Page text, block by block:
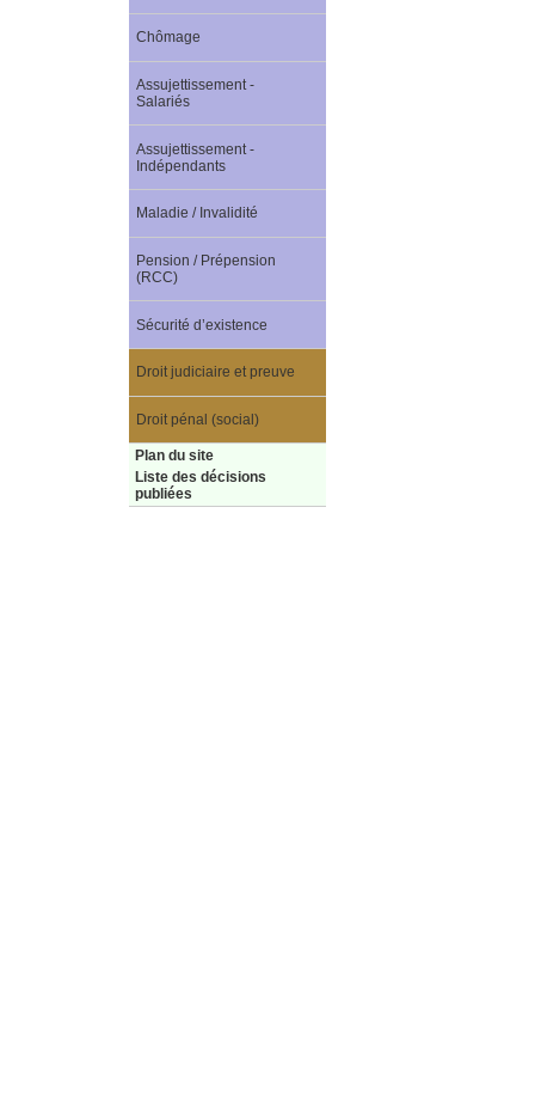
Chômage
Assujettissement -
Salariés
Assujettissement -
Indépendants
Maladie / Invalidité
Pension / Prépension
(RCC)
Sécurité d’existence
Droit judiciaire et preuve
Droit pénal (social)
Plan du site
Liste des décisions
publiées